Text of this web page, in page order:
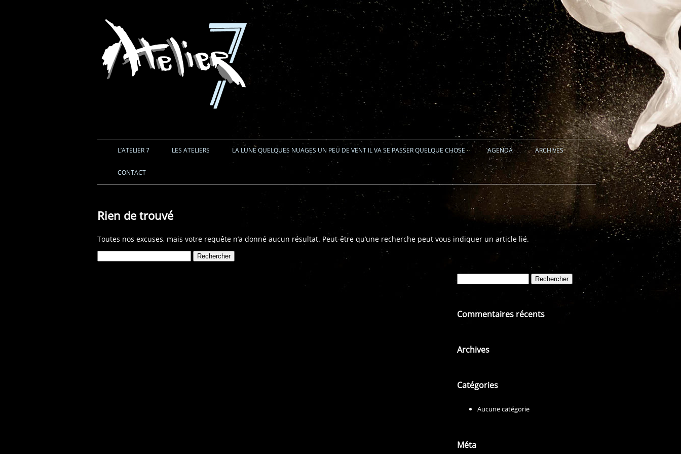
Aller au contenu
L’ATELIER 7 LES ATELIERS LA LUNE QUELQUES NUAGES UN PEU DE VENT IL VA SE PASSER QUELQUE CHOSE AGENDA ARCHIVES
CONTACT
Rien de trouvé
Toutes nos excuses, mais votre requête n’a donné aucun résultat. Peut-être qu’une recherche peut vous indiquer un article lié.
Commentaires récents
Archives
Catégories
Aucune catégorie
Méta